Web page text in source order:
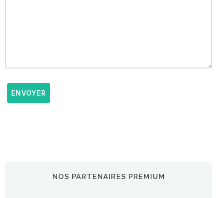
ENVOYER
NOS PARTENAIRES PREMIUM